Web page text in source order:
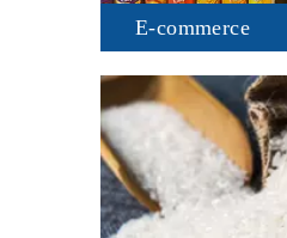
E-commerce